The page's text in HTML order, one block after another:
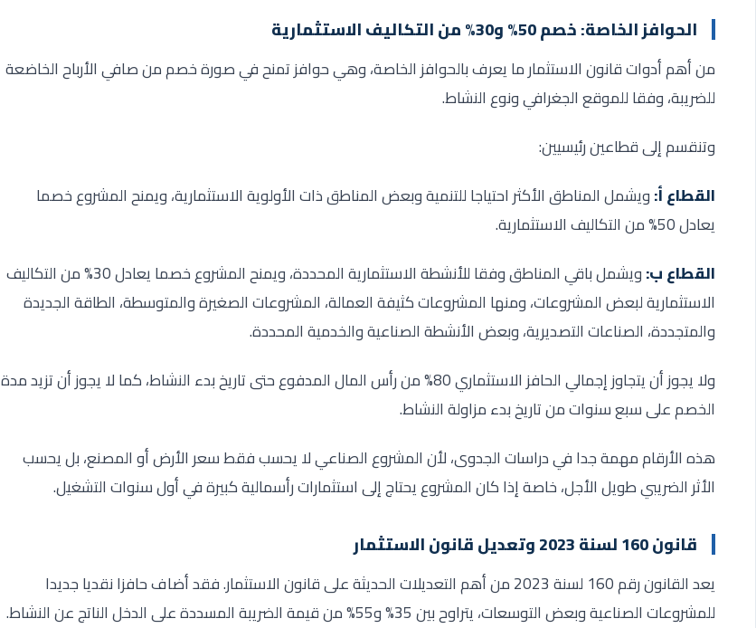
الحوافز الخاصة: خصم 50% و30% من التكاليف الاستثمارية
من أهم أدوات قانون الاستثمار ما يعرف بالحوافز الخاصة، وهي حوافز تمنح في صورة خصم من صافي الأرباح الخاضعة
للضريبة، وفقا للموقع الجغرافي ونوع النشاط.
وتنقسم إلى قطاعين رئيسيين:
القطاع أ:ويشمل المناطق الأكثر احتياجا للتنمية وبعض المناطق ذات الأولوية الاستثمارية، ويمنح المشروع خصما
يعادل 50% من التكاليف الاستثمارية
.
القطاع ب:
ويشمل باقي المناطق وفقا للأنشطة الاستثمارية المحددة، ويمنح المشروع خصما يعادل 30% من التكاليف
الاستثمارية لبعض المشروعات، ومنها المشروعات كثيفة العمالة، المشروعات الصغيرة والمتوسطة، الطاقة الجديدة
والمتجددة، الصناعات التصديرية، وبعض الأنشطة الصناعية والخدمية المحددة.
ولا يجوز أن يتجاوز إجمالي الحافز الاستثماري 80% من رأس المال المدفوع حتى تاريخ بدء النشاط، كما لا يجوز أن تزيد مدة
الخصم على سبع سنوات من تاريخ بدء مزاولة النشاط.
هذه الأرقام مهمة جدا في دراسات الجدوى، لأن المشروع الصناعي لا يحسب فقط سعر الأرض أو المصنع، بل يحسب
الأثر الضريبي طويل الأجل، خاصة إذا كان المشروع يحتاج إلى استثمارات رأسمالية كبيرة في أول سنوات التشغيل.
قانون 160 لسنة 2023 وتعديل قانون الاستثمار
يعد القانون رقم 160 لسنة 2023 من أهم التعديلات الحديثة على قانون الاستثمار. فقد أضاف حافزا نقديا جديدا
للمشروعات الصناعية وبعض التوسعات، يتراوح بين 35% و55% من قيمة الضريبة المسددة على الدخل الناتج عن النشاط
.